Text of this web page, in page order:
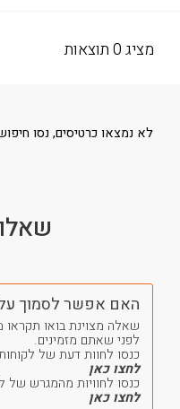
מציג 0 תוצאות
לא נמצאו כרטיסים, נסו
האם אפשר לסמוך
שאלה מצוינת בואו תקראו
לפני שאתם מזמינים.
כנסו לחוות דעת של
לחצו כאן
כנסו לחוויות מהמגרש של
לחצו כאן